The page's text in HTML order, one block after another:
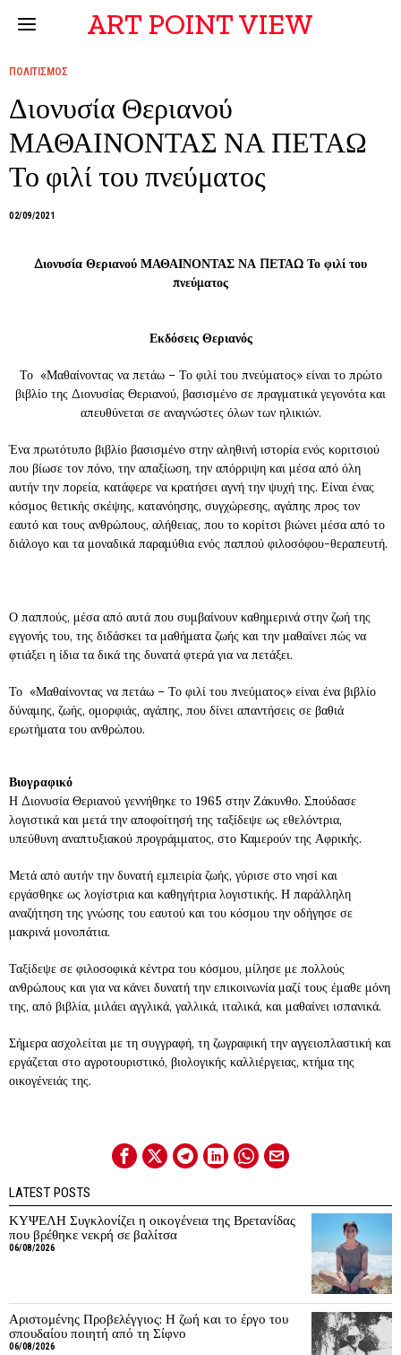
ART POINT VIEW
ΠΟΛΙΤΙΣΜΟΣ
Διονυσία Θεριανού
ΜΑΘΑΙΝΟΝΤΑΣ ΝΑ ΠΕΤΑΩ
Το φιλί του πνεύματος
02/09/2021
Διονυσία Θεριανού ΜΑΘΑΙΝΟΝΤΑΣ ΝΑ ΠΕΤΑΩ Το φιλί του
πνεύματος
Εκδόσεις Θεριανός
Το «Μαθαίνοντας να πετάω – Το φιλί του πνεύματος» είναι το πρώτο
βιβλίο της Διονυσίας Θεριανού, βασισμένο σε πραγματικά γεγονότα και
απευθύνεται σε αναγνώστες όλων των ηλικιών.
Ένα πρωτότυπο βιβλίο βασισμένο στην αληθινή ιστορία ενός κοριτσιού
που βίωσε τον πόνο, την απαξίωση, την απόρριψη και μέσα από όλη
αυτήν την πορεία, κατάφερε να κρατήσει αγνή την ψυχή της. Είναι ένας
κόσμος θετικής σκέψης, κατανόησης, συγχώρεσης, αγάπης προς τον
εαυτό και τους ανθρώπους, αλήθειας, που το κορίτσι βιώνει μέσα από το
διάλογο και τα μοναδικά παραμύθια ενός παππού φιλοσόφου-θεραπευτή.
Ο παππούς, μέσα από αυτά που συμβαίνουν καθημερινά στην ζωή της
εγγονής του, της διδάσκει τα μαθήματα ζωής και την μαθαίνει πώς να
φτιάξει η ίδια τα δικά της δυνατά φτερά για να πετάξει.
Το «Μαθαίνοντας να πετάω – Το φιλί του πνεύματος» είναι ένα βιβλίο
δύναμης, ζωής, ομορφιάς, αγάπης, που δίνει απαντήσεις σε βαθιά
ερωτήματα του ανθρώπου.
Βιογραφικό
Η Διονυσία Θεριανού γεννήθηκε το 1965 στην Ζάκυνθο. Σπούδασε
λογιστικά και μετά την αποφοίτησή της ταξίδεψε ως εθελόντρια,
υπεύθυνη αναπτυξιακού προγράμματος, στο Καμερούν της Αφρικής.
Μετά από αυτήν την δυνατή εμπειρία ζωής, γύρισε στο νησί και
εργάσθηκε ως λογίστρια και καθηγήτρια λογιστικής. Η παράλληλη
αναζήτηση της γνώσης του εαυτού και του κόσμου την οδήγησε σε
μακρινά μονοπάτια.
Ταξίδεψε σε φιλοσοφικά κέντρα του κόσμου, μίλησε με πολλούς
ανθρώπους και για να κάνει δυνατή την επικοινωνία μαζί τους έμαθε μόνη
της, από βιβλία, μιλάει αγγλικά, γαλλικά, ιταλικά, και μαθαίνει ισπανικά.
Σήμερα ασχολείται με τη συγγραφή, τη ζωγραφική την αγγειοπλαστική και
εργάζεται στο αγροτουριστικό, βιολογικής καλλιέργειας, κτήμα της
οικογένειάς της.
LATEST POSTS
ΚΥΨΕΛΗ Συγκλονίζει η οικογένεια της Βρετανίδας
που βρέθηκε νεκρή σε βαλίτσα
06/08/2026
Αριστομένης Προβελέγγιος: Η ζωή και το έργο του
σπουδαίου ποιητή από τη Σίφνο
06/08/2026